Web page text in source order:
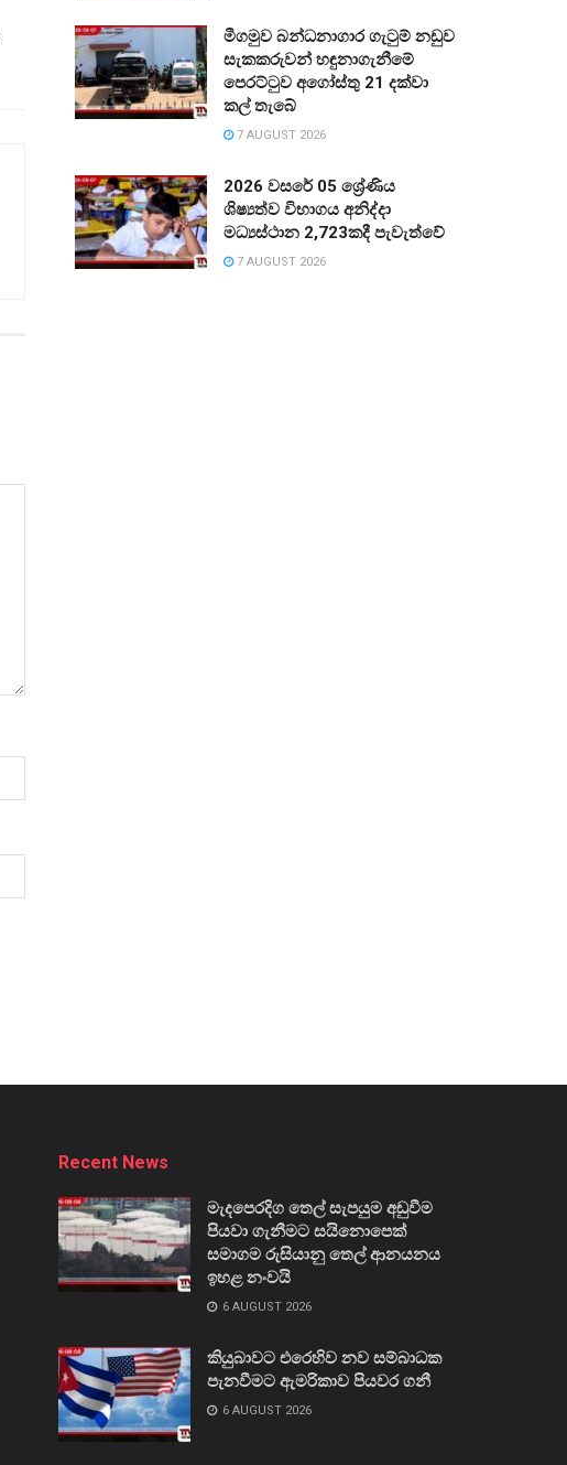
මීගමුව බන්ධනාගාර ගැටුම් නඩුව
සැකකරුවන් හඳුනාගැනීමේ
පෙරට්ටුව අගෝස්තු 21 දක්වා
කල් තැබේ
7 AUGUST 2026
2026 වසරේ 05 ශ්‍රේණිය
ශිෂ්‍යත්ව විභාගය අනිද්දා
මධ්‍යස්ථාන 2,723කදී පැවැත්වේ
7 AUGUST 2026
Recent News
මැදපෙරදිග තෙල් සැපයුම අඩුවීම
පියවා ගැනීමට සයිනොපෙක්
සමාගම රුසියානු තෙල් ආනයනය
ඉහළ නංවයි
6 AUGUST 2026
කියුබාවට එරෙහිව නව සම්බාධක
පැනවීමට ඇමරිකාව පියවර ගනී
6 AUGUST 2026